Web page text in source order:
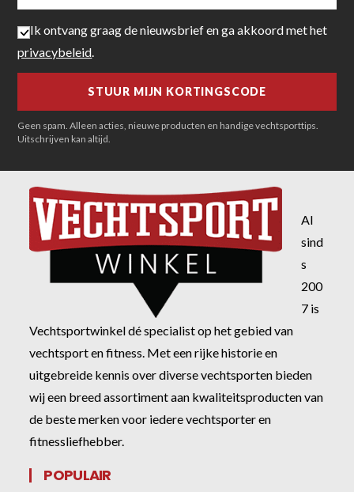
Ik ontvang graag de nieuwsbrief en ga akkoord met het
privacybeleid
Geen spam. Alleen acties, nieuwe producten en handige vechtsporttips.
Uitschrijven kan altijd.
Al
sind
s
200
7 is
Vechtsportwinkel dé specialist op het gebied van
vechtsport en fitness. Met een rijke historie en
uitgebreide kennis over diverse vechtsporten bieden
wij een breed assortiment aan kwaliteitsproducten van
de beste merken voor iedere vechtsporter en
fitnessliefhebber.
POPULAIR